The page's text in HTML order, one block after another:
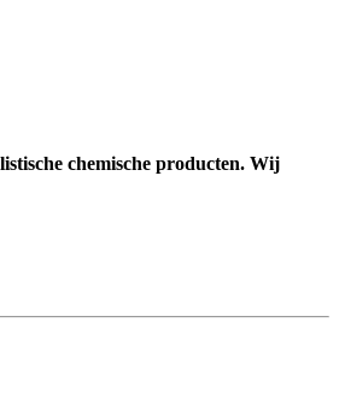
chemische producten. Wij